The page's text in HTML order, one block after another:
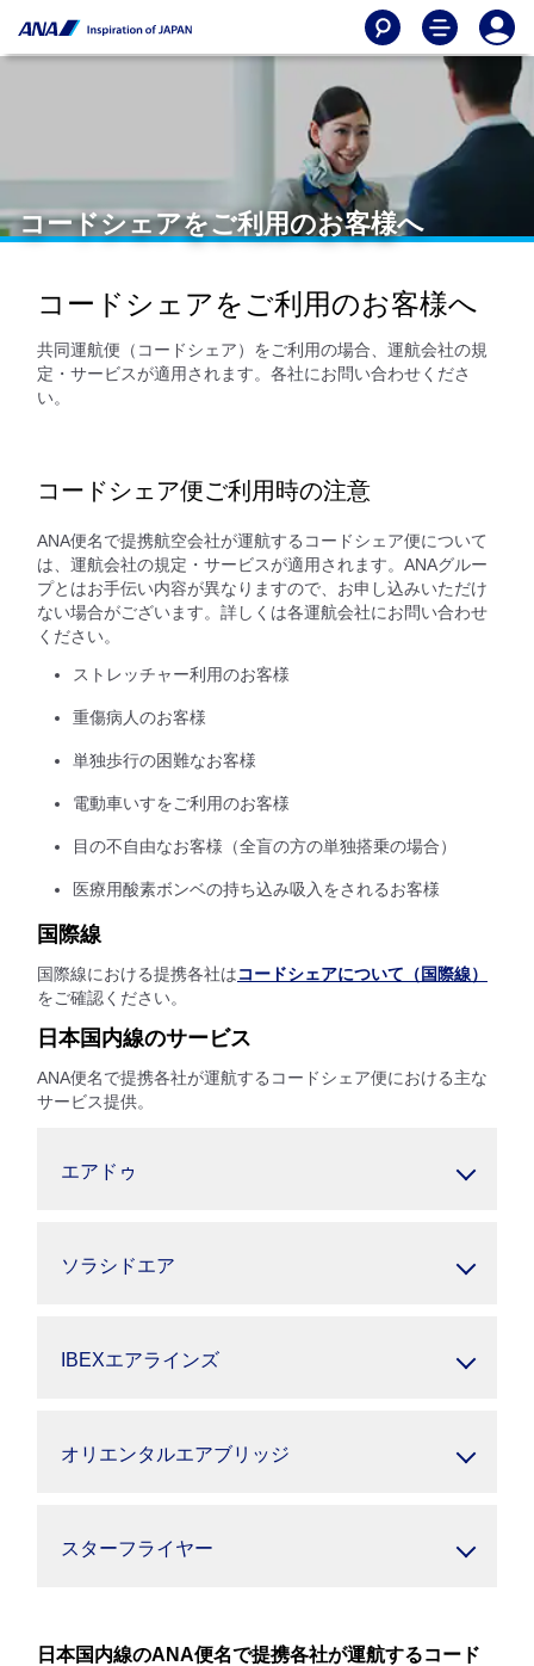
コードシェアをご利用のお客様へ
コードシェアをご利用のお客様へ
共同運航便（コードシェア）をご利用の場合、運航会社の規
定・サービスが適用されます。各社にお問い合わせくださ
い。
コードシェア便ご利用時の注意
ANA便名で提携航空会社が運航するコードシェア便について
は、運航会社の規定・サービスが適用されます。ANAグルー
プとはお手伝い内容が異なりますので、お申し込みいただけ
ない場合がございます。詳しくは各運航会社にお問い合わせ
ください。
ストレッチャー利用のお客様
重傷病人のお客様
単独歩行の困難なお客様
電動車いすをご利用のお客様
目の不自由なお客様（全盲の方の単独搭乗の場合）
医療用酸素ボンベの持ち込み吸入をされるお客様
国際線
国際線における提携各社はコードシェアについて（国際線）
をご確認ください。
日本国内線のサービス
ANA便名で提携各社が運航するコードシェア便における主な
サービス提供。
エアドゥ
ソラシドエア
IBEXエアラインズ
オリエンタルエアブリッジ
スターフライヤー
日本国内線のANA便名で提携各社が運航するコード